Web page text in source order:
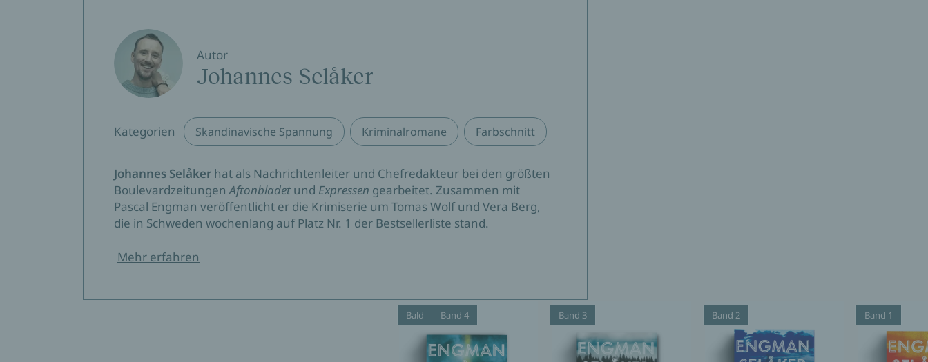
Rechtsextremismus und Frauenfeindlichkeit werden hier gekonnt zu einem Krimi verwebt. Lesen
Sie! Wir garantieren Ihnen einen wirklich unterhaltsamen und lohnenden Lesegenuss.«
Swedish Crime Academy
Västerbottens-Kuriren
»Eine Geschichte – über eine gar nicht so ferne Vergangenheit – die den Leser packt. Nordischer
Autor
Johannes Selåker
Kategorien Skandinavische Spannung Kriminalromane Farbschnitt
Johannes Selåker hat als Nachrichtenleiter und Chefredakteur bei den größten
BoulevardzeitungenAftonbladet und Expressen gearbeitet. Zusammen mit
Pascal Engman veröffentlicht er die Krimiserie um Tomas Wolf und Vera Berg,
die in Schweden wochenlang auf Platz Nr. 1 der Bestsellerliste stand.
Mehr erfahren
Bald Band 4 Band 3 Band 2 Band 1